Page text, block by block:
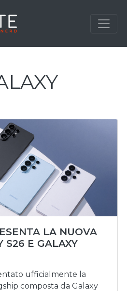
LA NUOVA
S26 E GALAXY
ufficialmente la
composta da Galaxy